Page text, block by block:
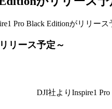
Pro Black Editionがリリース
リース予定～
DJI社よりInspire1